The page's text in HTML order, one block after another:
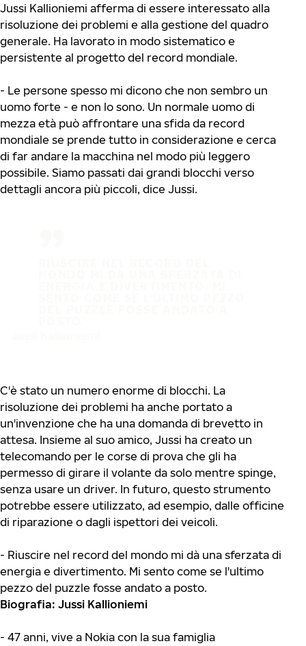
Jussi Kallioniemi afferma di essere interessato alla
risoluzione dei problemi e alla gestione del quadro
generale. Ha lavorato in modo sistematico e
persistente al progetto del record mondiale.
- Le persone spesso mi dicono che non sembro un
uomo forte - e non lo sono. Un normale uomo di
mezza età può affrontare una sfida da record
mondiale se prende tutto in considerazione e cerca
di far andare la macchina nel modo più leggero
possibile. Siamo passati dai grandi blocchi verso
dettagli ancora più piccoli, dice Jussi.
C'è stato un numero enorme di blocchi. La
risoluzione dei problemi ha anche portato a
un'invenzione che ha una domanda di brevetto in
attesa. Insieme al suo amico, Jussi ha creato un
telecomando per le corse di prova che gli ha
permesso di girare il volante da solo mentre spinge,
senza usare un driver. In futuro, questo strumento
potrebbe essere utilizzato, ad esempio, dalle officine
di riparazione o dagli ispettori dei veicoli.
- Riuscire nel record del mondo mi dà una sferzata di
energia e divertimento. Mi sento come se l'ultimo
pezzo del puzzle fosse andato a posto.
Biografia: Jussi Kallioniemi
- 47 anni, vive a Nokia con la sua famiglia